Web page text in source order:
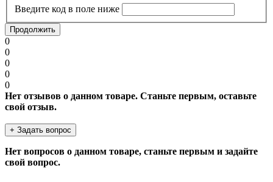
Введите код в поле ниже
Продолжить
0
0
0
0
0
Нет отзывов о данном товаре. Станьте первым, оставьте
свой отзыв.
+ Задать вопрос
Нет вопросов о данном товаре, станьте первым и задайте
свой вопрос.